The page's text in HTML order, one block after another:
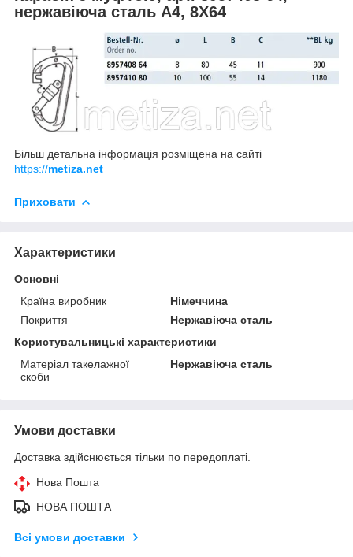
нержавіюча сталь А4, 8X64
Більш детальна інформація розміщена на сайті
https://metiza.net
Приховати
Характеристики
Основні
Країна виробник
Німеччина
Покриття
Нержавіюча сталь
Користувальницькі характеристики
Матеріал такелажної
скоби
Нержавіюча сталь
Умови доставки
Доставка здійснюється тільки по передоплаті.
Нова Пошта
НОВА ПОШТА
Всі умови доставки